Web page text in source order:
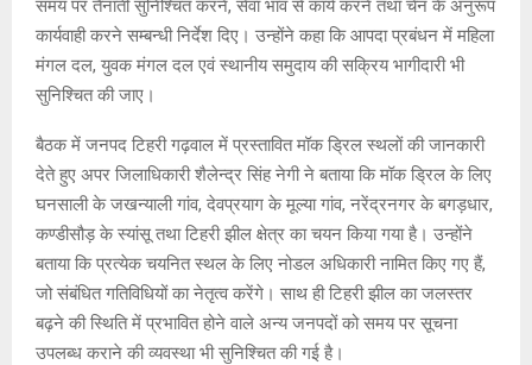
समय पर तैनाती सुनिश्चित करने, सेवा भाव से कार्य करने तथा चेन के अनुरूप
कार्यवाही करने सम्बन्धी निर्देश दिए। उन्होंने कहा कि आपदा प्रबंधन में महिला
मंगल दल, युवक मंगल दल एवं स्थानीय समुदाय की सक्रिय भागीदारी भी
सुनिश्चित की जाए।
बैठक में जनपद टिहरी गढ़वाल में प्रस्तावित मॉक ड्रिल स्थलों की जानकारी
देते हुए अपर जिलाधिकारी शैलेन्द्र सिंह नेगी ने बताया कि मॉक ड्रिल के लिए
घनसाली के जखन्याली गांव, देवप्रयाग के मूल्या गांव, नरेंद्रनगर के बगड़धार,
कण्डीसौड़ के स्यांसू तथा टिहरी झील क्षेत्र का चयन किया गया है। उन्होंने
बताया कि प्रत्येक चयनित स्थल के लिए नोडल अधिकारी नामित किए गए हैं,
जो संबंधित गतिविधियों का नेतृत्व करेंगे। साथ ही टिहरी झील का जलस्तर
बढ़ने की स्थिति में प्रभावित होने वाले अन्य जनपदों को समय पर सूचना
उपलब्ध कराने की व्यवस्था भी सुनिश्चित की गई है।